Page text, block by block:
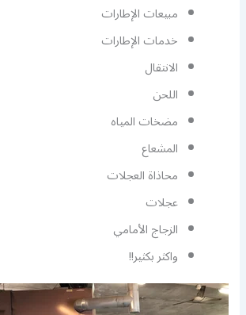
مبيعات الإطارات
خدمات الإطارات
الانتقال
اللحن
مضخات المياه
المشعاع
محاذاة العجلات
عجلات
الزجاج الأمامي
واكثر بكثير!!